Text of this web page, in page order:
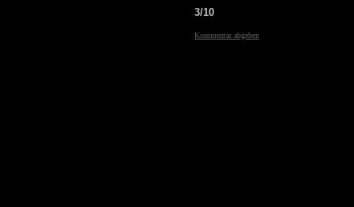
3/10
Kommentar abgeben